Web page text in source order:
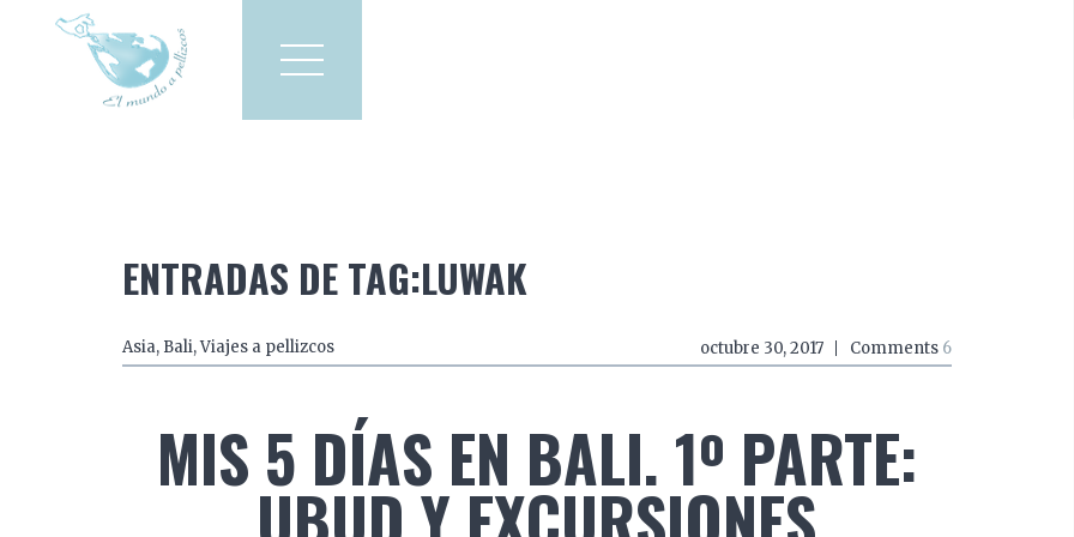
Viajes a pellizcos
ENTRADAS DE TAG:LUWAK
Asia, Bali,Viajes a pellizcos octubre 30, 2017 Comments 6
MIS 5 DÍAS EN BALI. 1º PARTE: